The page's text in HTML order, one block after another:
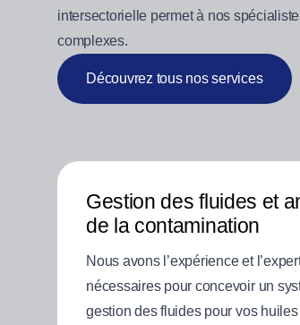
intersectorielle permet à nos
complexes.
Découvrez tous nos services
Gestion des fluides et
de la contamination
Nous avons l’expérience et
nécessaires pour concevoir un
gestion des fluides pour vos huiles